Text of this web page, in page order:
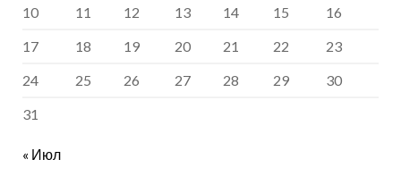
10
11 12 13 14 15
16
17
18 19 20 21 22
23
24
25 26 27 28 29
30
31
« Июл